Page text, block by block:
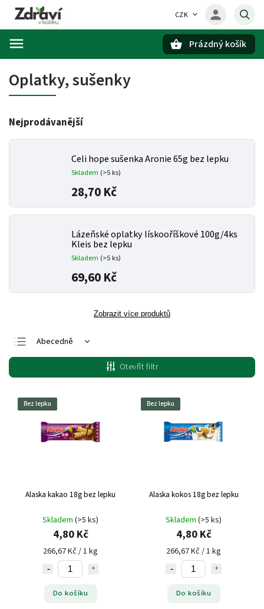
CZK
Prázdný košík
Oplatky, sušenky
Nejprodávanější
Celi hope sušenka Aronie 65g bez lepku
Skladem (>5 ks)
28,70 Kč
Lázeňské oplatky lískooříškové 100g/4ks
Kleis bez lepku
Skladem (>5 ks)
69,60 Kč
Zobrazit více produktů
Abecedně
Nejlevnější
Nejdražší
Nejprodávanější
Otevřít filtr
Bez lepku
Alaska kakao 18g bez lepku
Skladem (>5 ks)
4,80 Kč
266,67 Kč / 1 kg
Do košíku
Bez lepku
Alaska kokos 18g bez lepku
Skladem (>5 ks)
4,80 Kč
266,67 Kč / 1 kg
Do košíku